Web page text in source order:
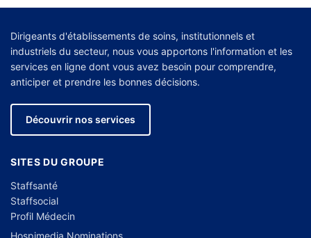
Dirigeants d'établissements de soins, institutionnels et
industriels du secteur, nous vous apportons l'information et les
services en ligne dont vous avez besoin pour comprendre,
anticiper et prendre les bonnes décisions.
Découvrir nos services
SITES DU GROUPE
Staffsanté
Staffsocial
Profil Médecin
Hospimedia Nominations